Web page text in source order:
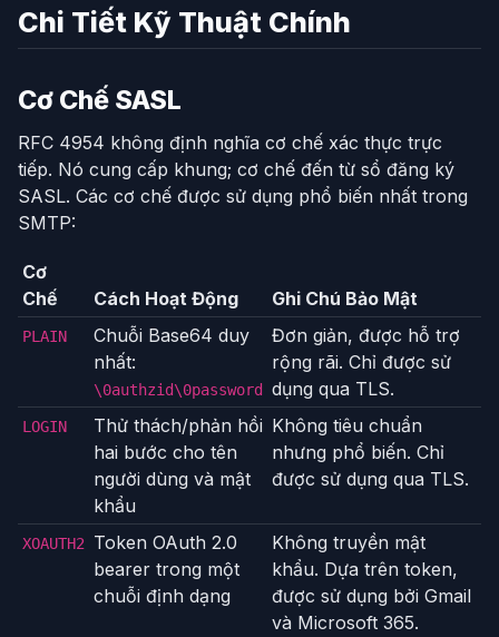
Chi Tiết Kỹ Thuật Chính
Cơ Chế SASL
RFC 4954 không định nghĩa cơ chế xác thực trực
tiếp. Nó cung cấp khung; cơ chế đến từ sổ đăng ký
SASL. Các cơ chế được sử dụng phổ biến nhất trong
SMTP:
Cơ
Chế
Cách Hoạt Động Ghi Chú Bảo Mật
PLAIN
Chuỗi Base64 duy
nhất:
\0authzid\0password
Đơn giản, được hỗ trợ
rộng rãi. Chỉ được sử
dụng qua TLS.
LOGIN
Thử thách/phản hồi
hai bước cho tên
người dùng và mật
khẩu
Không tiêu chuẩn
nhưng phổ biến. Chỉ
được sử dụng qua TLS.
XOAUTH2 Token OAuth 2.0
bearer trong một
chuỗi định dạng
Không truyền mật
khẩu. Dựa trên token,
được sử dụng bởi Gmail
và Microsoft 365.